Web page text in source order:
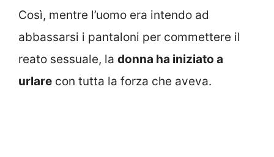
Così, mentre l’uomo era intendo ad
abbassarsi i pantaloni per commettere il
reato sessuale, la donna ha iniziato a
urlare con tutta la forza che aveva.